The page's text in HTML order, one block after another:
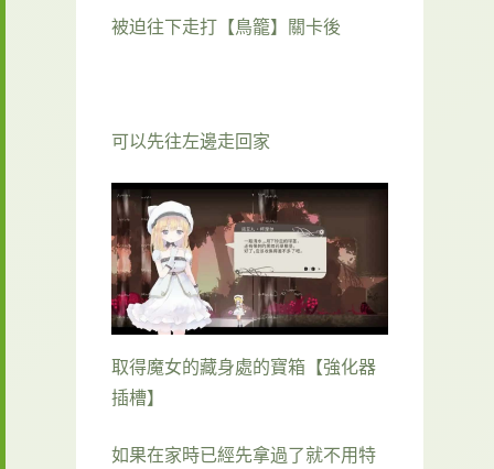
被迫往下走打【鳥籠】關卡後
可以先往左邊走回家
取得魔女的藏身處的寶箱【強化器
插槽】
如果在家時已經先拿過了就不用特